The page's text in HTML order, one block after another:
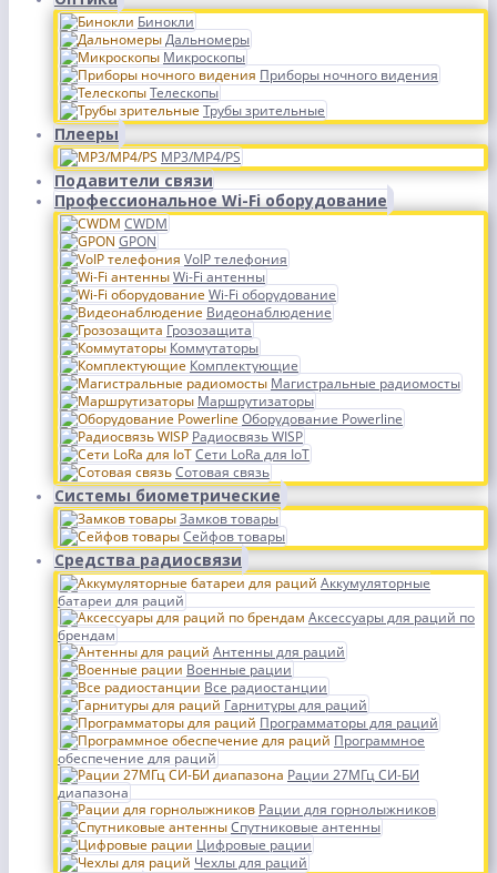
Бинокли
Дальномеры
Микроскопы
Приборы ночного видения
Телескопы
Трубы зрительные
Плееры
MP3/MP4/PS
Подавители связи
Профессиональное Wi-Fi оборудование
CWDM
GPON
VoIP телефония
Wi-Fi антенны
Wi-Fi оборудование
Видеонаблюдение
Грозозащита
Коммутаторы
Комплектующие
Магистральные радиомосты
Маршрутизаторы
Оборудование Powerline
Радиосвязь WISP
Сети LoRa для IoT
Сотовая связь
Системы биометрические
Замков товары
Сейфов товары
Средства радиосвязи
Аккумуляторные
батареи для раций
Аксессуары для раций по
брендам
Антенны для раций
Военные рации
Все радиостанции
Гарнитуры для раций
Программаторы для раций
Программное
обеспечение для раций
Рации 27МГц СИ-БИ
диапазона
Рации для горнолыжников
Спутниковые антенны
Цифровые рации
Чехлы для раций